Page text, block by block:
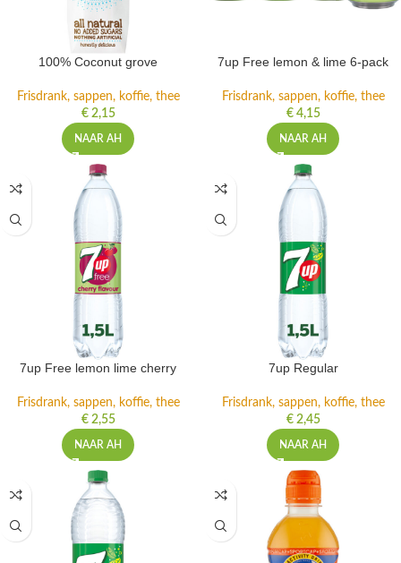
100% Coconut grove
Frisdrank, sappen, koffie, thee
€2,15
NAAR AH
7up Free lemon & lime 6-pack
Frisdrank, sappen, koffie, thee
€4,15
NAAR AH
7up Free lemon lime cherry
Frisdrank, sappen, koffie, thee
€2,55
NAAR AH
7up Regular
Frisdrank, sappen, koffie, thee
€2,45
NAAR AH